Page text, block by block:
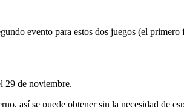
evento para estos dos juegos (el
29 de noviembre.
así se puede obtener sin la necesidad de